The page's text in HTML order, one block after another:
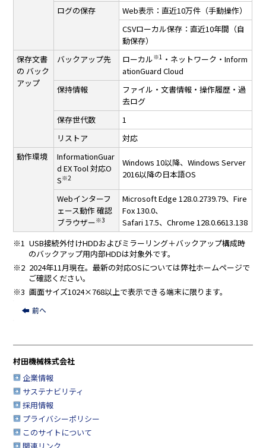
ログの保存
Web表示：直近10万件（手動操作）
CSVローカル保存：直近10年間（自
動保存）
保存文書
の バック
アップ
バックアップ先 ローカル※1 ・ネットワーク・Inform
ationGuard Cloud
保持情報
ファイル・文書情報・操作履歴・過
去ログ
保存世代数
1
リストア
対応
動作環境
InformationGuar
d EX Tool対応O
S※2
Windows 10以降、Windows Server
2016以降の日本語OS
Webインターフ
ェース動作 確認
ブラウザー※3
Microsoft Edge 128.0.2739.79、Fire
Fox 130.0、
Safari 17.5、Chrome 128.0.6613.138
※1 USB接続外付けHDDおよびミラーリング＋バックアップ構成時
のバックアップ用内部HDDは対象外です。
※2 2024年11月現在。最新の対応OSについては弊社ホームページで
ご確認ください。
※3 画面サイズ1024×768以上で表示できる端末に限ります。
村田機械株式会社
企業情報
サステナビリティ
採用情報
プライバシーポリシー
このサイトについて